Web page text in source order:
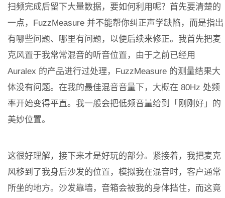
扫频完成后留下大量数据，要如何利用呢？首先要清楚的
一点，FuzzMeasure 并不能帮你纠正声学缺陷，而是指出
有哪些问题、哪里有问题，以便后续来修正。我首先把麦
克风置于我常常混音的听音位置，由于之前已经用
Auralex 的产品进行过处理，FuzzMeasure 的测量结果大
体没有问题。在我的最佳混音音量下，大概在 80Hz 处频
率开始变得平直。我一般会把低频音量给到「刚刚好」的
美妙位置。
这很好理解，接下来才是好玩的部分。紧接着，我把麦克
风移到了我身后沙发的位置，模拟我在混音时，客户通常
所坐的地方。沙发靠墙，音箱会被我的身体挡住，而这竟